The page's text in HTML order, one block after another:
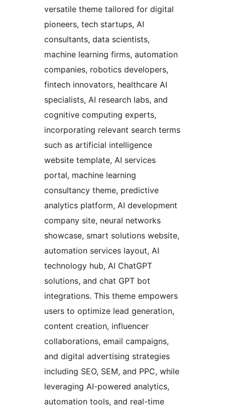
versatile theme tailored for digital
pioneers, tech startups, AI
consultants, data scientists,
machine learning firms, automation
companies, robotics developers,
fintech innovators, healthcare AI
specialists, AI research labs, and
cognitive computing experts,
incorporating relevant search terms
such as artificial intelligence
website template, AI services
portal, machine learning
consultancy theme, predictive
analytics platform, AI development
company site, neural networks
showcase, smart solutions website,
automation services layout, AI
technology hub, AI ChatGPT
solutions, and chat GPT bot
integrations. This theme empowers
users to optimize lead generation,
content creation, influencer
collaborations, email campaigns,
and digital advertising strategies
including SEO, SEM, and PPC, while
leveraging AI-powered analytics,
automation tools, and real-time